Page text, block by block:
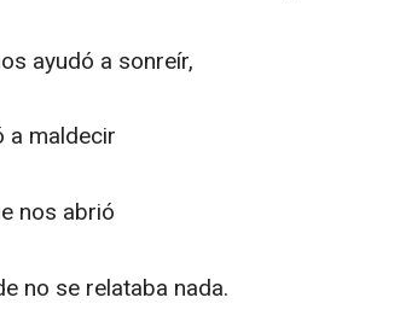
ayudó a sonreír,
a maldecir
nos abrió
no se relataba nada.